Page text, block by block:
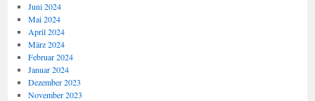
Juni 2024
Mai 2024
April 2024
März 2024
Februar 2024
Januar 2024
Dezember 2023
November 2023